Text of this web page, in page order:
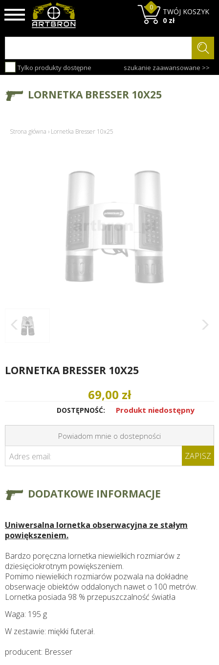
Tylko produkty dostępne szukanie zaawansowane >>
TWÓJ KOSZYK
0
0 zł
LORNETKA BRESSER 10X25
Strona główna › Lornetka Bresser 10x25
LORNETKA BRESSER 10X25
69,00 zł
DOSTĘPNOŚĆ: Produkt niedostępny
Powiadom mnie o dostepności
Adres email: ZAPISZ
DODATKOWE INFORMACJE
Uniwersalna lornetka obserwacyjna ze stałym
powiększeniem.
Bardzo poręczna lornetka niewielkich rozmiarów z
dziesięciokrotnym powiększeniem.
Pomimo niewielkich rozmiarów pozwala na dokładne
obserwacje obiektów oddalonych nawet o 100 metrów.
Lornetka posiada 98 % przepuszczalność światła
Waga: 195 g
W zestawie: miękki futerał.
producent: Bresser